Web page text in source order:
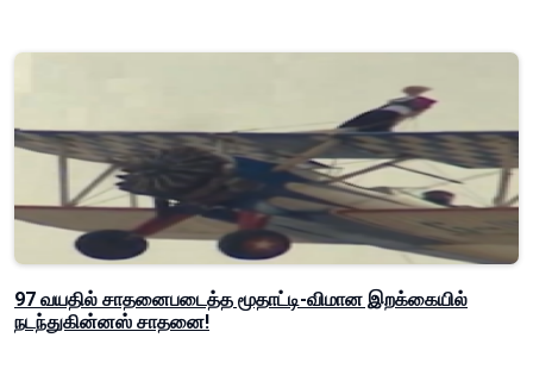
97 வயதில் சாதனைபடைத்த மூதாட்டி-விமான இறக்கையில்
நடந்துகின்னஸ் சாதனை!